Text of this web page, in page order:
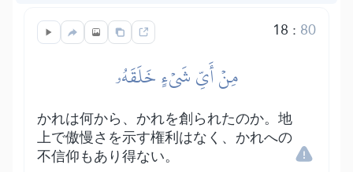
18 : 80
مِنۡ أَيِّ شَيۡءٍ خَلَقَهُۥ
かれは何から、かれを創られたのか。地
上で傲慢さを示す権利はなく、かれへの
不信仰もあり得ない。